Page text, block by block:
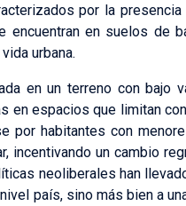
por la
en suelos de
urbana.
en un terreno con bajo
espacios que limitan
por habitantes con
incentivando un cambio
neoliberales han
país, sino más bien a